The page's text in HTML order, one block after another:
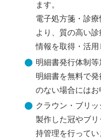
ます。
電子処方箋・診
より、質の高い
情報を取得・活用
明細書発行体制等
明細書を無料で
のない場合にはお
クラウン・ブリ
製作した冠やブ
持管理を行ってい